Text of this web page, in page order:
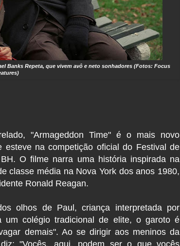
Banks Repeta, que vivem avô e neto sonhadores (Fotos: Focus
"Armageddon Time" é o mais novo
esteve na competição oficial do Festival de
O filme narra uma história inspirada na
classe média na Nova York dos anos 1980,
Ronald Reagan.
olhos de Paul, criança interpretada por
um colégio tradicional de elite, o garoto é
demais". Ao se dirigir aos meninos da
"Vocês, aqui, podem ser o que vocês